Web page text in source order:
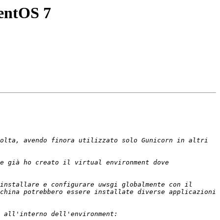
7
volta, avendo finora utilizzato solo Gunicorn in altri
già ho creato il virtual environment dove
e configurare uwsgi globalmente con il
potrebbero essere installate diverse applicazioni